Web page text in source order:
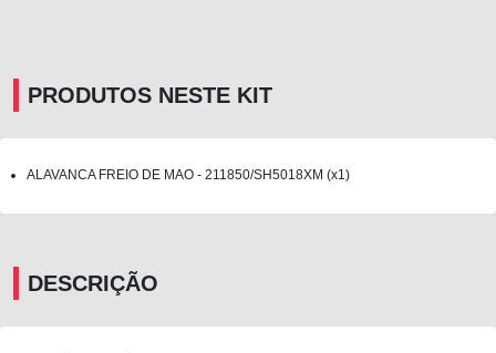
PRODUTOS NESTE KIT
ALAVANCA FREIO DE MAO - 211850/SH5018XM (x1)
DESCRIÇÃO